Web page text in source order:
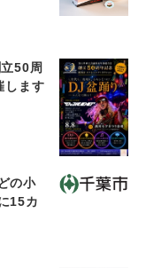
50周
します
の小
15カ